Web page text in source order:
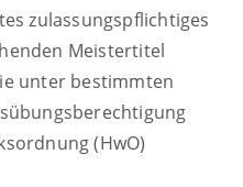
zulassungspflichtiges
Meistertitel
unter bestimmten
(HwO)